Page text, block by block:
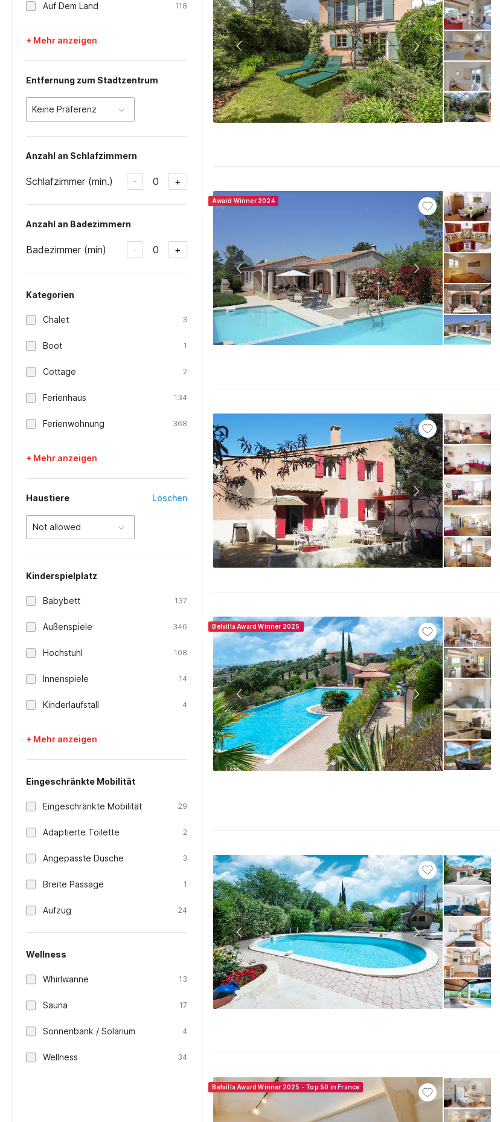
Auf Dem Land 118
+ Mehr anzeigen
Entfernung zum Stadtzentrum
Keine Präferenz
Anzahl an Schlafzimmern
Schlafzimmer (min.) - 0 +
Anzahl an Badezimmern
Badezimmer (min) - 0 +
Kategorien
Chalet 3
Boot 1
Cottage 2
Ferienhaus 134
Ferienwohnung 368
+ Mehr anzeigen
Haustiere Löschen
Not allowed
Kinderspielplatz
Babybett 137
Außenspiele 346
Hochstuhl 108
Innenspiele 14
Kinderlaufstall 4
+ Mehr anzeigen
Eingeschränkte Mobilität
Eingeschränkte Mobilität 29
Adaptierte Toilette 2
Angepasste Dusche 3
Breite Passage 1
Aufzug 24
Wellness
Whirlwanne 13
Sauna 17
Sonnenbank / Solarium 4
Wellness 34
Award Winner 2024
Belvilla Award Winner 2025
Belvilla Award Winner 2025 - Top 50 in France